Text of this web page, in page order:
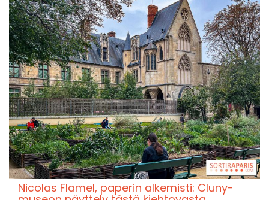
Nicolas Flamel, paperin alkemisti: Cluny-